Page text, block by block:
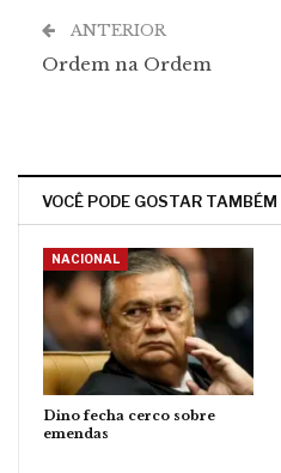
ANTERIOR
Ordem na Ordem
VOCÊ PODE GOSTAR TAMBÉM
NACIONAL
Dino fecha cerco sobre
emendas